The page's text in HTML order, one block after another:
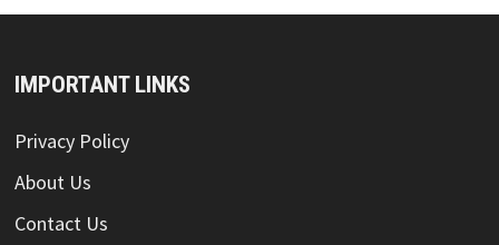
IMPORTANT LINKS
Privacy Policy
About Us
Contact Us